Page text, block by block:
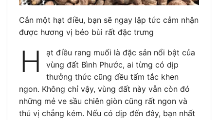
Cắn một hạt điều, bạn sẽ ngay lập tức cảm nhận
được hương vị béo bùi rất đặc trưng
H
ạt điều rang muối là đặc sản nổi bật của
vùng đất Bình Phước, ai từng có dịp
thưởng thức cũng đều tấm tắc khen
ngon. Không chỉ vậy, vùng đất này vẫn còn đó
những mẻ ve sầu chiên giòn cũng rất ngon và
thú vị chẳng kém. Nếu có dịp đến đây, bạn nhất